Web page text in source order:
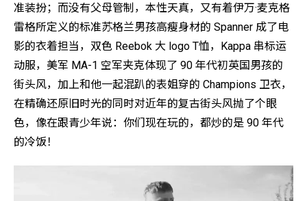
准装扮；而没有父母管制，本性天真，又有着伊万·麦克格
雷格所定义的标准苏格兰男孩高瘦身材的 Spanner 成了电
影的衣着担当，双色 Reebok 大 logo T恤，Kappa 串标运
动服，美军 MA-1 空军夹克体现了 90 年代初英国男孩的
街头风，加上和他一起混趴的表姐穿的 Champions 卫衣，
在精确还原旧时光的同时对近年的复古街头风抛了个眼
色，像在跟青少年说：你们现在玩的，都炒的是 90 年代
的冷饭！